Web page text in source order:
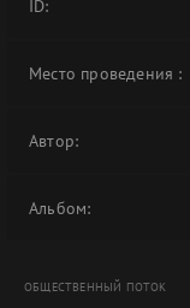
ID:
Место проведения :
Автор:
Альбом:
ОБЩЕСТВЕННЫЙ ПОТОК